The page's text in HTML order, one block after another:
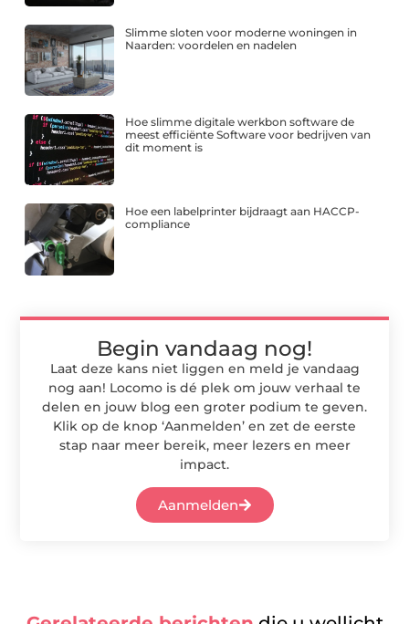
Slimme sloten voor moderne woningen in
Naarden: voordelen en nadelen
Hoe slimme digitale werkbon software de
meest efficiënte Software voor bedrijven van
dit moment is
Hoe een labelprinter bijdraagt aan HACCP-
compliance
Begin vandaag nog!
Laat deze kans niet liggen en meld je vandaag
nog aan! Locomo is dé plek om jouw verhaal te
delen en jouw blog een groter podium te geven.
Klik op de knop ‘Aanmelden’ en zet de eerste
stap naar meer bereik, meer lezers en meer
impact.
Aanmelden